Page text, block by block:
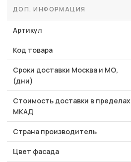
ДОП. ИНФОРМАЦИЯ
Артикул
Код товара
Сроки доставки Москва и МО,
(дни)
Стоимость доставки в пределах
МКАД
Страна производитель
Цвет фасада